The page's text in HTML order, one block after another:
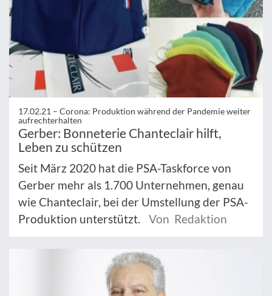
17.02.21 – Corona: Produktion während der Pandemie weiter
aufrechterhalten
Gerber: Bonneterie Chanteclair hilft,
Leben zu schützen
Seit März 2020 hat die PSA-Taskforce von
Gerber mehr als 1.700 Unternehmen, genau
wie Chanteclair, bei der Umstellung der PSA-
Produktion unterstützt.
Von Redaktion